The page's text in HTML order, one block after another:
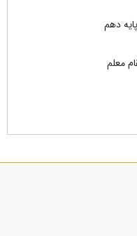
دهم
معلم